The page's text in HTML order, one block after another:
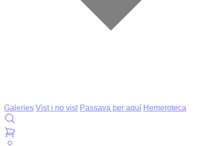
Galeries Vist i no vist Passava per aquí Hemeroteca